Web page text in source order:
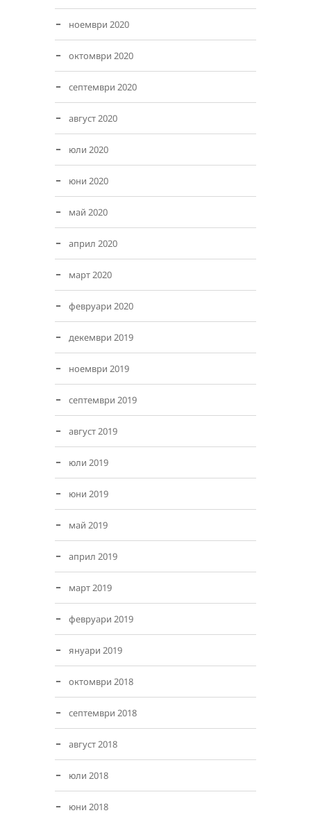
ноември 2020
октомври 2020
септември 2020
август 2020
юли 2020
юни 2020
май 2020
април 2020
март 2020
февруари 2020
декември 2019
ноември 2019
септември 2019
август 2019
юли 2019
юни 2019
май 2019
април 2019
март 2019
февруари 2019
януари 2019
октомври 2018
септември 2018
август 2018
юли 2018
юни 2018